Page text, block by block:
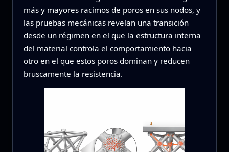
más y mayores racimos de poros en sus nodos, y
las pruebas mecánicas revelan una transición
desde un régimen en el que la estructura interna
del material controla el comportamiento hacia
otro en el que estos poros dominan y reducen
bruscamente la resistencia.